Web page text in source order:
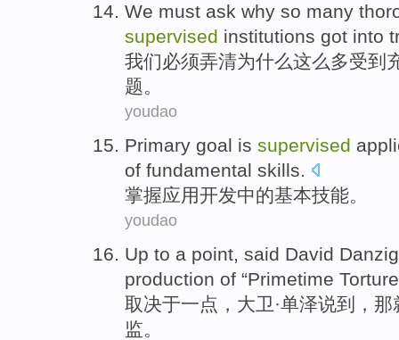
We must ask why so many
supervised institutions got into
我们必须弄清为什么这么多受到
题。
youdao
Primary goal is supervised
of fundamental skills.
掌握应用开发中的基本技能。
youdao
Up to a point, said David Danzig
production of “Primetime Torture
取决于一点 ，大卫·单泽说到，那
监。